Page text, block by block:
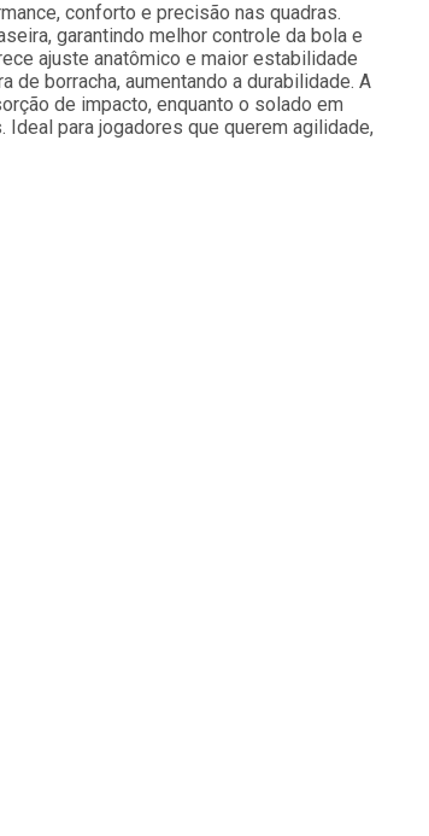
conforto e precisão nas quadras.
garantindo melhor controle da bola e
ajuste anatômico e maior estabilidade
borracha, aumentando a durabilidade. A
de impacto, enquanto o solado em
para jogadores que querem agilidade,